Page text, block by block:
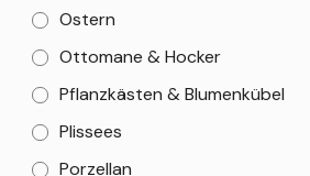
Ostern
Ottomane & Hocker
Pflanzkästen & Blumenkübel
Plissees
Porzellan